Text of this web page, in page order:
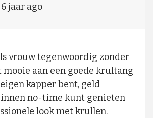
6 jaar ago
vrouw tegenwoordig zonder
aan een goede krultang
kapper bent, geld
no-time kunt genieten
look met krullen.